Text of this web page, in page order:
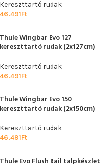
Kereszttartó rudak
46.491Ft
Thule Wingbar Evo 127
kereszttartó rudak (2x127cm)
Kereszttartó rudak
46.491Ft
Thule Wingbar Evo 150
kereszttartó rudak (2x150cm)
Kereszttartó rudak
46.491Ft
Thule Evo Flush Rail talpkészlet